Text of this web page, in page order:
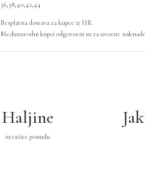
36,38,40,42,44
Besplatna dostava za kupce iz HR.
Međunarodni kupci odgovorni su za uvozne
Haljine
istražite ponudu